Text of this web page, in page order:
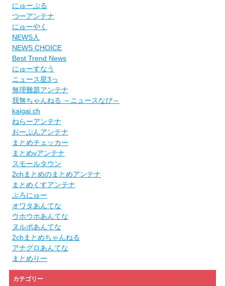
にゅーぷる
つーアンテナ
にゅーやく
NEWS人
NEWS CHOICE
Best Trend News
にゅーすなう
ニュース星3っ
無理難題アンテナ
我無ちゃんねる ～ニュースなび～
kaigai.ch
ねらーアンテナ
おーぷんアンテナ
まとめチェッカー
まとめνアンテナ
スモールタウン
2chまとめのまとめアンテナ
まとめくすアンテナ
ぶろにゅー
オワタあんてな
ウホウホあんてな
ヌルポあんてな
2chまとめちゃんねる
アナグロあんてな
まとめりー
カテゴリー